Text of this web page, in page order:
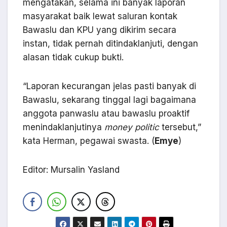
mengatakan, selama ini banyak laporan
masyarakat baik lewat saluran kontak
Bawaslu dan KPU yang dikirim secara
instan, tidak pernah ditindaklanjuti, dengan
alasan tidak cukup bukti.
“Laporan kecurangan jelas pasti banyak di
Bawaslu, sekarang tinggal lagi bagaimana
anggota panwaslu atau bawaslu proaktif
menindaklanjutinya money politictersebut,”
kata Herman, pegawai swasta. ( Emye)
Editor: Mursalin Yasland